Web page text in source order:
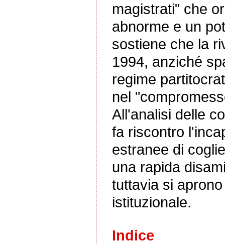
magistrati" che
abnorme e un
sostiene che la
1994, anziché
regime
nel
All'analisi delle
fa riscontro
estranee di
una rapida
tuttavia si
istituzionale.
Indice